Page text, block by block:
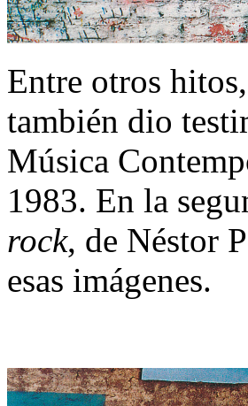
Entre otros
también dio
Música
1983. En la
rock, de Néstor
esas imágenes.